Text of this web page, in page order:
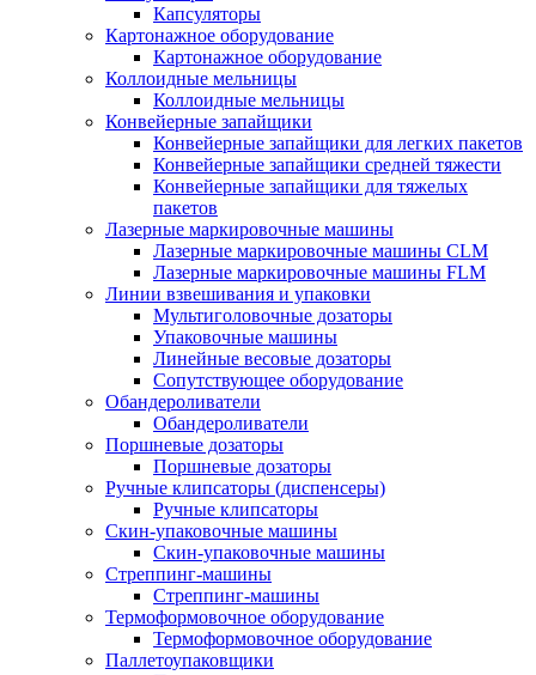
Капсуляторы
Картонажное оборудование
Картонажное оборудование
Коллоидные мельницы
Коллоидные мельницы
Конвейерные запайщики
Конвейерные запайщики для легких пакетов
Конвейерные запайщики средней тяжести
Конвейерные запайщики для тяжелых
пакетов
Лазерные маркировочные машины
Лазерные маркировочные машины CLM
Лазерные маркировочные машины FLM
Линии взвешивания и упаковки
Мультиголовочные дозаторы
Упаковочные машины
Линейные весовые дозаторы
Сопутствующее оборудование
Обандероливатели
Обандероливатели
Поршневые дозаторы
Поршневые дозаторы
Ручные клипсаторы (диспенсеры)
Ручные клипсаторы
Скин-упаковочные машины
Скин-упаковочные машины
Стреппинг-машины
Стреппинг-машины
Термоформовочное оборудование
Термоформовочное оборудование
Паллетоупаковщики